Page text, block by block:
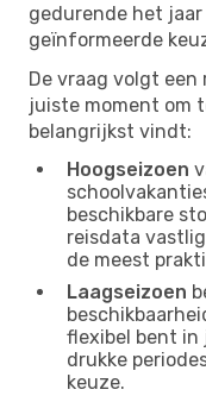
gedurende het
geïnformeerde
De vraag volgt een
juiste moment om
belangrijkst vindt:
Hoogseizoen
beschikbare
reisdata
de meest
Laagseizoen
flexibel bent in
drukke
keuze.